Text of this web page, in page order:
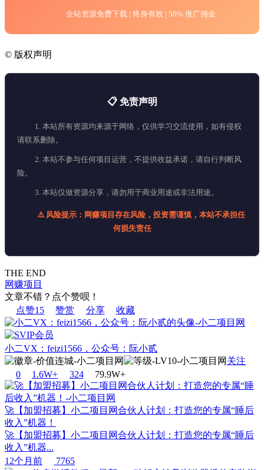
全站资源免费下载 | 终身有效 | 50% 推广佣金
© 版权声明
📋 免责声明
1. 本站所有资源均来源于网络，仅供学习交流使用，如有侵权
请联系删除。
2. 本站不参与任何项目运营，不提供收益承诺，请自行判断风
险。
3. 本站仅做资源分享，请勿用于商业用途或非法用途。
⚠️ 风险提示：网赚项目存在风险，投资需谨慎，本站不承担任
何损失责任
THE END
网赚项目
文章不错？点个赞呗！
点赞15 赞赏 分享 收藏
小二VX：feizi1566，公众号：阮小贰
关注
0
1.6W+ 324 79.9W+
🚀【加盟招募】小二项目网合伙人计划：打造您的专属“睡后
收入”机器！
🚀【加盟招募】小二项目网合伙人计划：打造您的专属“睡后
收入”机器...
12个月前
7765